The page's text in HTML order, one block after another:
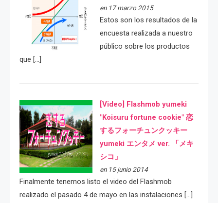
en 17 marzo 2015
Estos son los resultados de la
encuesta realizada a nuestro
público sobre los productos
que […]
[Video] Flashmob yumeki
"Koisuru fortune cookie" 恋
するフォーチュンクッキー
yumeki エンタメ ver. 「メキ
シコ」
en 15 junio 2014
Finalmente tenemos listo el video del Flashmob
realizado el pasado 4 de mayo en las instalaciones […]